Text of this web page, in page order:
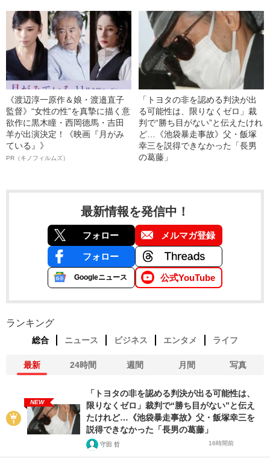
《渡辺淳一原作＆娘・渡邉直子
監督》“女性の性”を真摯に描く意
欲作に黒木瞳・西岡德馬・吉田
羊が出演決定！《映画『月がみ
ている』》
PR（キノフィルムズ）
「トヨタの非を認める判決が出
る可能性は、限りなくゼロ」裁
判で“勝ち目がない”と伝えたけれ
ど…《池袋暴走事故》父・飯塚
幸三を説得できなかった「長男
の葛藤」
最新情報を発信中！
フォロー メルマガ登録
フォロー
Googleニュース 公式YouTube
ランキング
総合 ニュース ビジネス エンタメ ライフ
最新 24時間 週間 月間 写真
NEW
「トヨタの非を認める判決が出る可能性は、
限りなくゼロ」裁判で“勝ち目がない”と伝え
たけれど…《池袋暴走事故》父・飯塚幸三を
説得できなかった「長男の葛藤」
守田 哲 16時間前